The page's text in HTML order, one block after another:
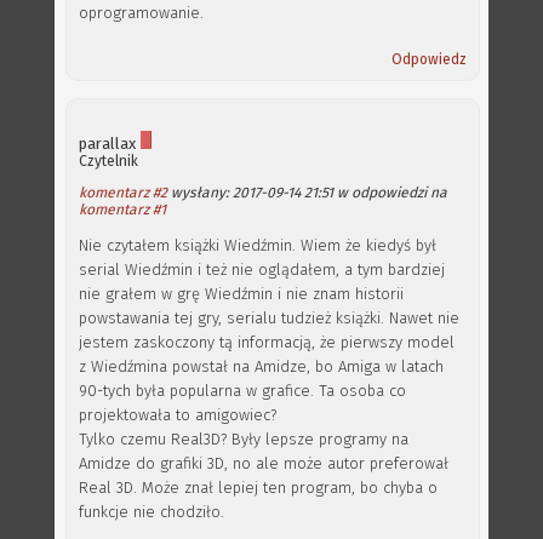
oprogramowanie.
Odpowiedz
parallax
Czytelnik
komentarz #2wysłany: 2017-09-14 21:51 w odpowiedzi na
komentarz #1
Nie czytałem książki Wiedźmin. Wiem że kiedyś był
serial Wiedźmin i też nie oglądałem, a tym bardziej
nie grałem w grę Wiedźmin i nie znam historii
powstawania tej gry, serialu tudzież książki. Nawet nie
jestem zaskoczony tą informacją, że pierwszy model
z Wiedźmina powstał na Amidze, bo Amiga w latach
90-tych była popularna w grafice. Ta osoba co
projektowała to amigowiec?
Tylko czemu Real3D? Były lepsze programy na
Amidze do grafiki 3D, no ale może autor preferował
Real 3D. Może znał lepiej ten program, bo chyba o
funkcje nie chodziło.